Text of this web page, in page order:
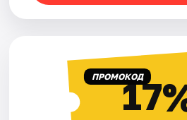
ПРОМОКОД